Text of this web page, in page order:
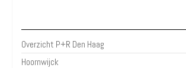
Overzicht P+R Den Haag
Hoornwijck